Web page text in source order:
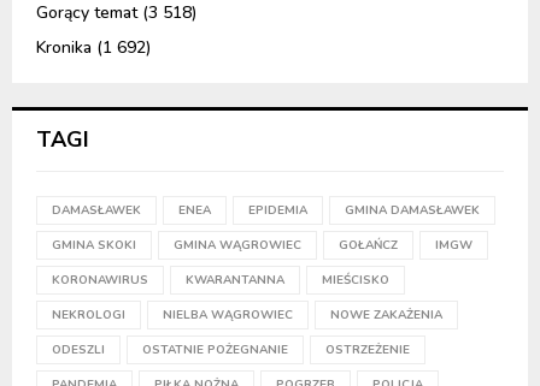
Gorący temat(3 518)
Kronika (1 692)
TAGI
DAMASŁAWEK ENEA EPIDEMIA GMINA DAMASŁAWEK
GMINA SKOKI GMINA WĄGROWIEC GOŁAŃCZ IMGW
KORONAWIRUS KWARANTANNA MIEŚCISKO
NEKROLOGI NIELBA WĄGROWIEC NOWE ZAKAŻENIA
ODESZLI OSTATNIE POŻEGNANIE OSTRZEŻENIE